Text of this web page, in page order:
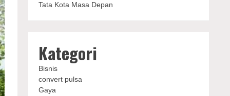
Tata Kota Masa Depan
Kategori
Bisnis
convert pulsa
Gaya